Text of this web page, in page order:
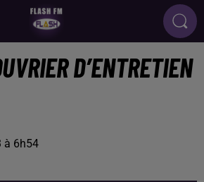
D’ENTRETIEN
à 6h54